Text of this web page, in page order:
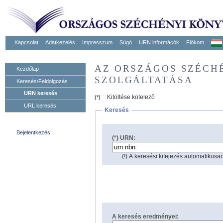
Kapcsolat Adatkezelés Impresszum Súgó URN informácók Fiókom
Kezdőlap
Keresés/Feldolgozás
URN keresés
URL keresés
Bejelentkezés
AZ ORSZÁGOS
SZOLGÁLTATÁSA
(*)
Kitöltése kötelező
Keresés
(*) URN:
(!) A keresési kifejezés
A keresés eredményei: